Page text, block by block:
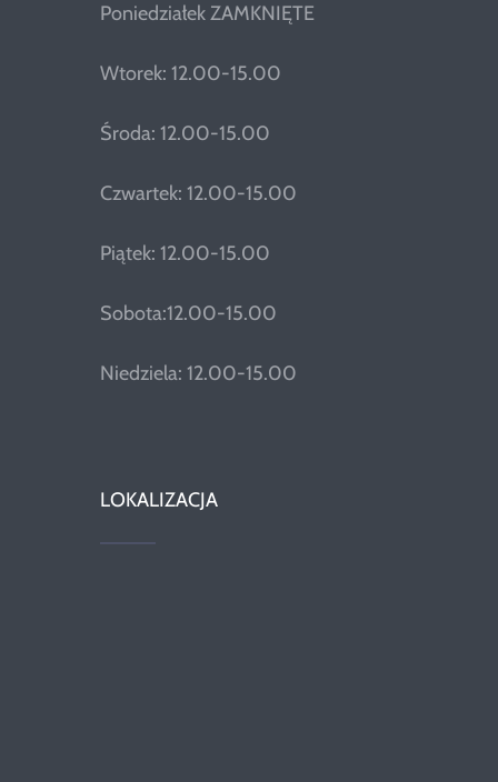
Poniedziałek ZAMKNIĘTE
Wtorek: 12.00-15.00
Środa: 12.00-15.00
Czwartek: 12.00-15.00
Piątek: 12.00-15.00
Sobota:12.00-15.00
Niedziela: 12.00-15.00
LOKALIZACJA